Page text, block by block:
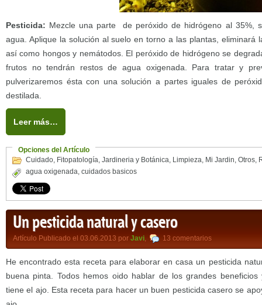
Pesticida: Mezcle una parte de peróxido de hidrógeno al 35%,
agua. Aplique la solución al suelo en torno a las plantas, eliminará
así como hongos y nemátodos. El peróxido de hidrógeno se
frutos no tendrán restos de agua oxigenada. Para tratar y
pulverizaremos ésta con una solución a partes iguales de
destilada.
Leer más…
Opciones del Artículo
Cuidado, Fitopatología, Jardineria y Botánica, Limpieza, Mi Jardin, Otros,
agua oxigenada, cuidados basicos
Un pesticida natural y casero
Artículo Publicado el 03.06.2013 por Javi, 13 comentarios
He encontrado esta receta para elaborar en casa un pesticida
buena pinta. Todos hemos oido hablar de los grandes
tiene el ajo. Esta receta para hacer un buen pesticida casero se